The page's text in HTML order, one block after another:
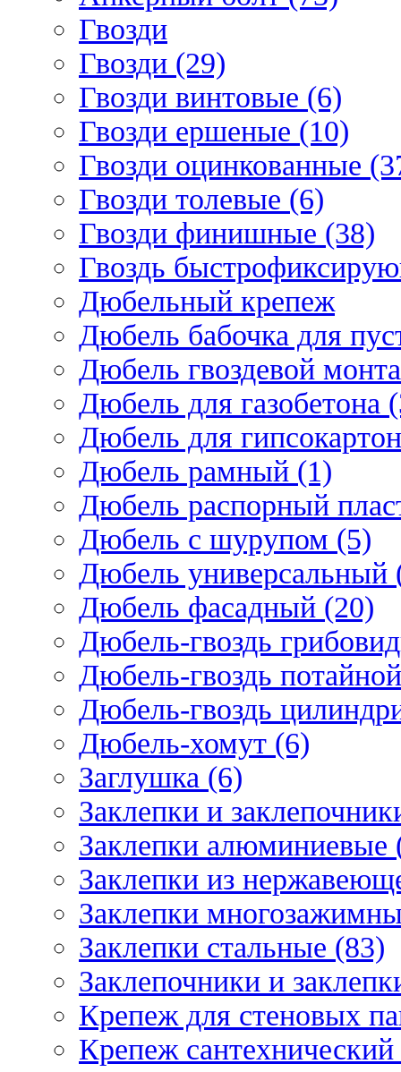
Гвозди
Гвозди (29)
Гвозди винтовые (6)
Гвозди ершеные (10)
Гвозди оцинкованные
Гвозди толевые (6)
Гвозди финишные (38)
Гвоздь
Дюбельный крепеж
Дюбель бабочка для
Дюбель гвоздевой
Дюбель для газобетона
Дюбель для
Дюбель рамный (1)
Дюбель распорный
Дюбель с шурупом (5)
Дюбель универсальный
Дюбель фасадный (20)
Дюбель-гвоздь
Дюбель-гвоздь
Дюбель-гвоздь
Дюбель-хомут (6)
Заглушка (6)
Заклепки и
Заклепки алюминиевые
Заклепки из
Заклепки
Заклепки стальные (83)
Заклепочники и
Крепеж для стеновых
Крепеж